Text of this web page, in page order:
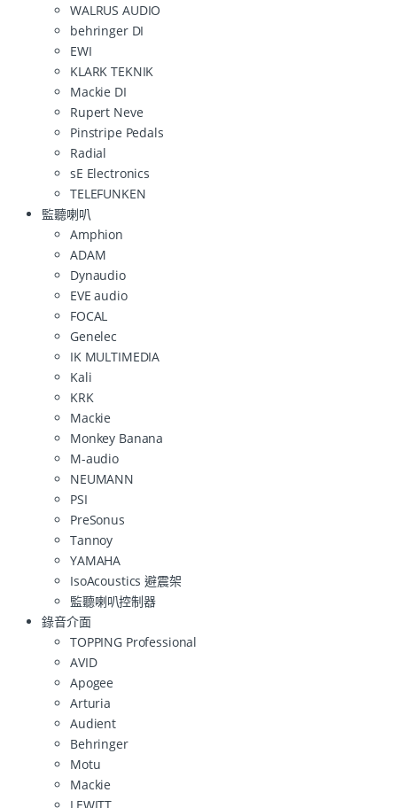
WALRUS AUDIO
behringer DI
EWI
KLARK TEKNIK
Mackie DI
Rupert Neve
Pinstripe Pedals
Radial
sE Electronics
TELEFUNKEN
監聽喇叭
Amphion
ADAM
Dynaudio
EVE audio
FOCAL
Genelec
IK MULTIMEDIA
Kali
KRK
Mackie
Monkey Banana
M-audio
NEUMANN
PSI
PreSonus
Tannoy
YAMAHA
IsoAcoustics 避震架
監聽喇叭控制器
錄音介面
TOPPING Professional
AVID
Apogee
Arturia
Audient
Behringer
Motu
Mackie
LEWITT